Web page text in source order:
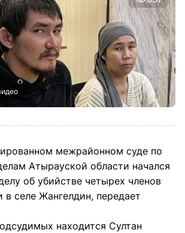
межрайонном суде по
Атырауской области начался
об убийстве четырех членов
в селе Жангелдин, передает
находится Султан